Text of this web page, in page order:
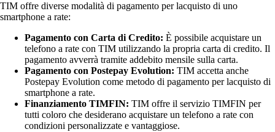
TIM offre diverse modalità di pagamento per lacquisto di uno
smartphone a rate:
Pagamento con Carta di Credito: È possibile acquistare un
telefono a rate con TIM utilizzando la propria carta di credito. Il
pagamento avverrà tramite addebito mensile sulla carta.
Pagamento con Postepay Evolution: TIM accetta anche
Postepay Evolution come metodo di pagamento per lacquisto di
smartphone a rate.
Finanziamento TIMFIN: TIM offre il servizio TIMFIN per
tutti coloro che desiderano acquistare un telefono a rate con
condizioni personalizzate e vantaggiose.